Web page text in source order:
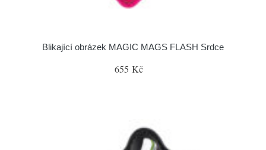
Blikající obrázek MAGIC MAGS FLASH Srdce
655 Kč